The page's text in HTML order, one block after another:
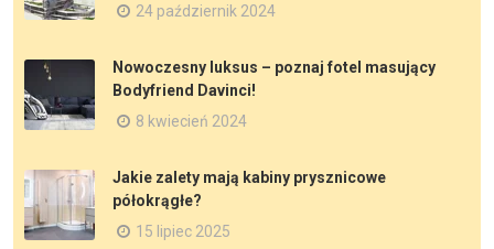
24 październik 2024
Nowoczesny luksus – poznaj fotel masujący
Bodyfriend Davinci!
8 kwiecień 2024
Jakie zalety mają kabiny prysznicowe
półokrągłe?
15 lipiec 2025